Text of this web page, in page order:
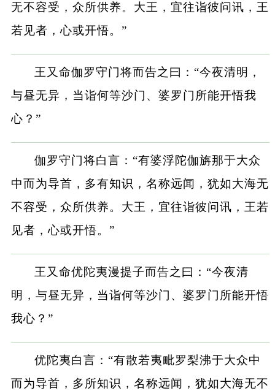
无不容受，众所供养。大王，宜往诣彼问讯，王
若见者，心或开悟。”
王又命伽罗守门将而告之曰：“今夜清明，
与昼无异，当诣何等沙门、婆罗门所能开悟我
心？”
伽罗守门将白言：“有婆浮陀伽旃那于大众
中而为导首，多有知识，名称远闻，犹如大海无
不容受，众所供养。大王，宜往诣彼问讯，王若
见者，心或开悟。”
王又命优陀夷漫提子而告之曰：“今夜清
明，与昼无异，当诣何等沙门、婆罗门所能开悟
我心？”
优陀夷白言：“有散若夷毗罗梨沸于大众中
而为导首，多所知识，名称远闻，犹如大海无不